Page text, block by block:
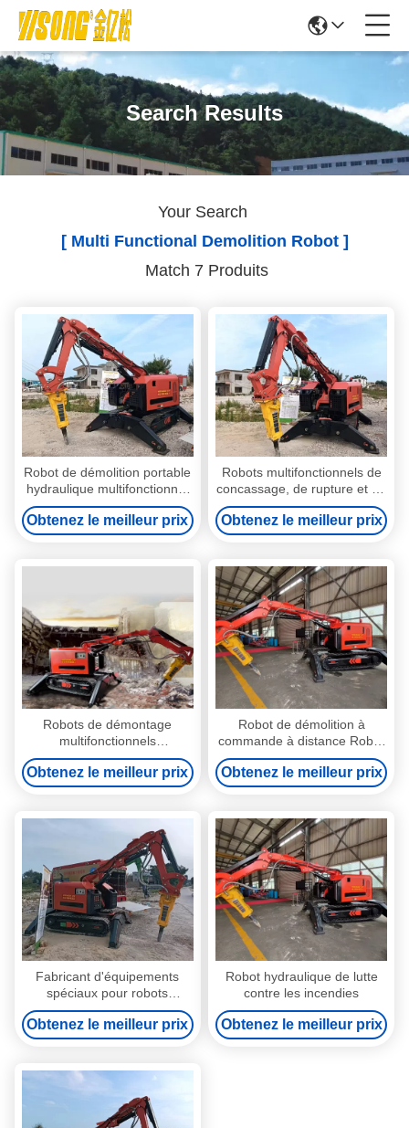
Search Results
Your Search
[ Multi Functional Demolition Robot ]
Match 7 Produits
Robot de démolition portable
hydraulique multifonctionnel
pour le sauvetage des
bâtiments en cas
d'effondrement
Obtenez le meilleur prix
Robots multifonctionnels de
concassage, de rupture et de
démontage
Obtenez le meilleur prix
Robots de démontage
multifonctionnels
télécommandés
Obtenez le meilleur prix
Robot de démolition à
commande à distance Robot
de soufflage pour creuser /
broyer / saisir et nettoyer les
mines
Obtenez le meilleur prix
Fabricant d'équipements
spéciaux pour robots
d'urgence Robot de
démolition
Obtenez le meilleur prix
Robot hydraulique de lutte
contre les incendies
Obtenez le meilleur prix